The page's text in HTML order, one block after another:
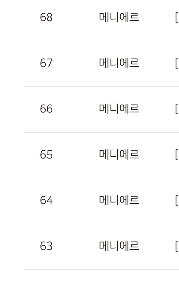
68 메니에르
67 메니에르
66 메니에르
65 메니에르
64 메니에르
63 메니에르